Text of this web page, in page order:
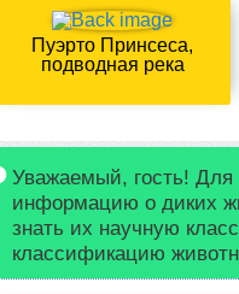
Пуэрто Принсеса,
подводная река
Уважаемый, гость! Для
информацию о диких
знать их научную
классификацию